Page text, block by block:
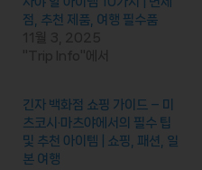
점, 추천 제품, 여행 필수품
긴자 백화점 쇼핑 가이드 – 미
츠코시·마츠야에서의 필수 팁
및 추천 아이템 | 쇼핑, 패션, 일
본 여행